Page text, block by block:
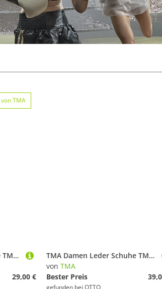
TMA
TMA Damen Leder Schuhe TMA 4167 Halbschuhe Sneaker Schnürschuh Used Look / Antik Look
29,00 €
TMA Damen Leder Schuhe TMA 4181 Sneaker Halbschuhe Schnürschuh Ungefüttert, Used Look
von TMA
Bester Preis
gefunden bei OTTO